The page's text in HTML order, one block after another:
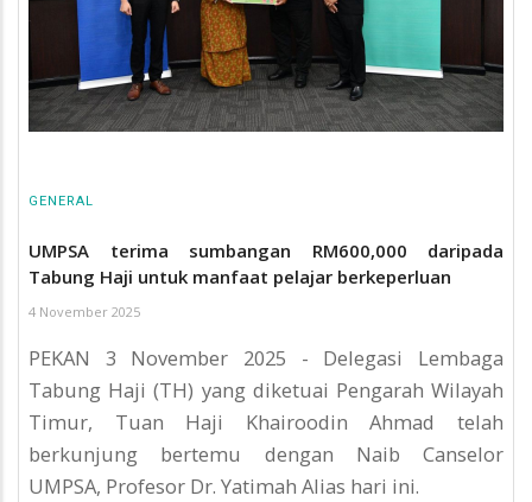
GENERAL
UMPSA terima sumbangan RM600,000 daripada
Tabung Haji untuk manfaat pelajar berkeperluan
4 November 2025
PEKAN 3 November 2025 - Delegasi Lembaga
Tabung Haji (TH) yang diketuai Pengarah Wilayah
Timur, Tuan Haji Khairoodin Ahmad telah
berkunjung bertemu dengan Naib Canselor
UMPSA, Profesor Dr. Yatimah Alias hari ini.